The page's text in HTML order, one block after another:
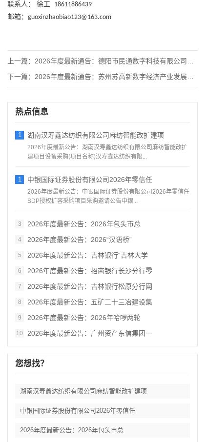
联系人：
徐工
18611886439
邮箱： guoxinzhaobiao123@163.com
上一篇： 2026年度最新通告：德阳市民通数字科技有限公司办公实施设备
下一篇： 2026年度最新通告：苏州苏高新数字经济产业发展有限公司关于
热点信息
1 湖南汉寿鑫达纺织有限公司麻纺智能改扩建项
2026年度最新公告：湖南汉寿鑫达纺织有限公司麻纺智能改扩
建项目设备采购(项目名称)汉寿鑫达纺织有限...
1 中银国际证券股份有限公司2026年零信任
2026年度最新公告：中银国际证券股份有限公司2026年零信任
SDP授权扩容采购项目采购邀请公告中银...
3 2026年度最新公告：2026年包头市总
4 2026年度最新公告：2026“汉语桥”
5 2026年度最新公告：吉林银行“吉林大学
6 2026年度最新公告：招商银行长沙分行零
7 2026年度最新公告：吉林银行松原分行网
8 2026年度最新公告：五矿二十三冶建设集
9 2026年度最新公告：2026年哈啰两轮
10 2026年度最新公告：广州资产东信集团一
您想找？
湖南汉寿鑫达纺织有限公司麻纺智能改扩建项
中银国际证券股份有限公司2026年零信任
2026年度最新公告：2026年包头市总